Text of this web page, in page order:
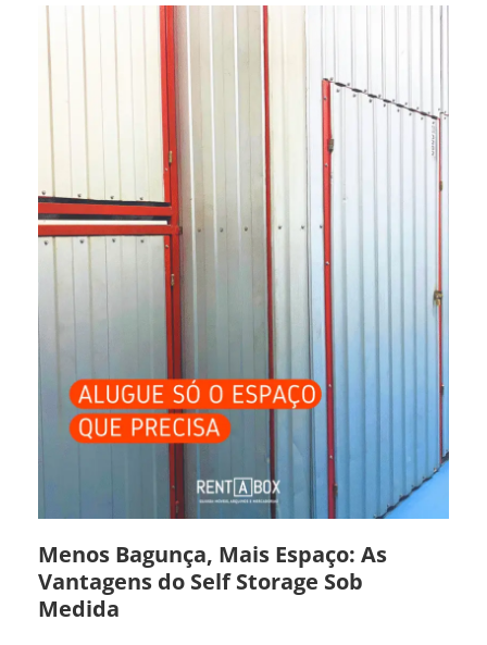
Menos Bagunça, Mais Espaço: As
Vantagens do Self Storage Sob
Medida